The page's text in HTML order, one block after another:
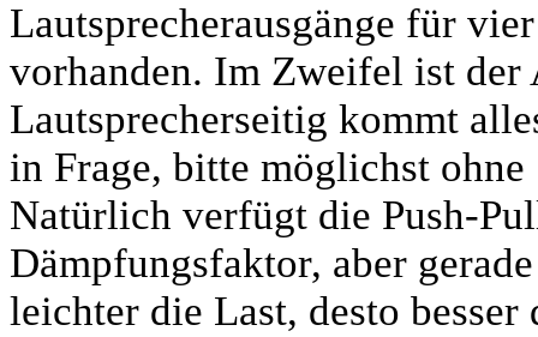
Lautsprecherausgänge für
vorhanden. Im Zweifel ist
Lautsprecherseitig kommt
in Frage, bitte möglichst
Natürlich verfügt die Push-
Dämpfungsfaktor, aber
leichter die Last, desto besser